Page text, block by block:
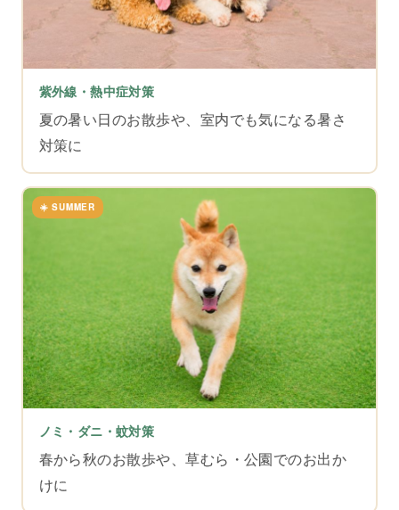
紫外線・熱中症対策
夏の暑い日のお散歩や、室内でも気になる暑さ
対策に
☀️ SUMMER
ノミ・ダニ・蚊対策
春から秋のお散歩や、草むら・公園でのお出か
けに